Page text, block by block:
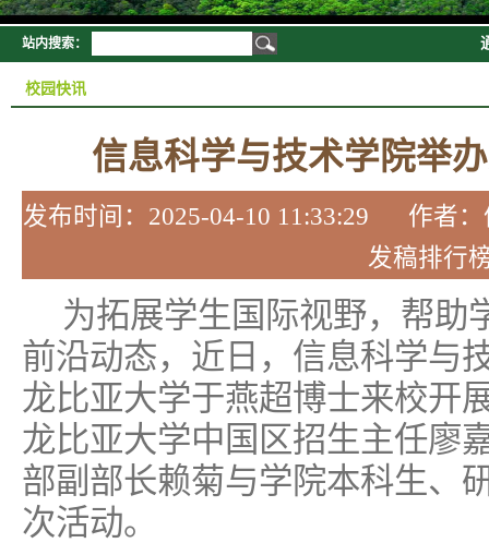
站内搜索：
校园快讯
信息科学与技术学院举
发布时间：2025-04-10 11:33:29 作者
发稿排行
为拓展学生国际视野，帮助
前沿动态，近日，信息科学与
龙比亚大学于燕超博士来校开
龙比亚大学中国区招生主任廖
部副部长赖菊与学院本科生、
次活动。